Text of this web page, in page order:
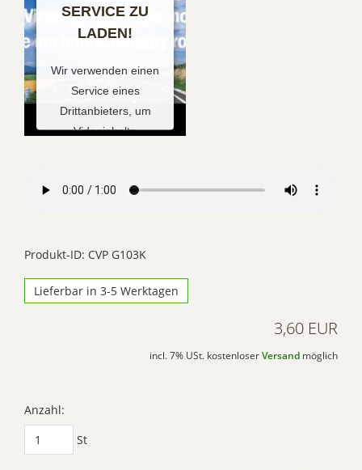
SERVICE ZU
LADEN!
Wir verwenden einen
Service eines
Drittanbieters, um
Videoinhalte
Ihren Aktivitäten
und stimmen Sie der
zu, um dieses Video
Powered by
Usercentrics Consent
Produkt-ID: CVP G103K
Lieferbar in 3-5 Werktagen
3,60 EUR
incl. 7% USt. kostenloser Versand möglich
Anzahl:
St